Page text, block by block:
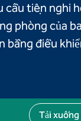
cầu tiện nghi
phòng của
bằng điều
Tải